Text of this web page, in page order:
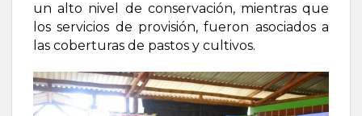
un alto nivel de conservación, mientras que
los servicios de provisión, fueron asociados a
las coberturas de pastos y cultivos.